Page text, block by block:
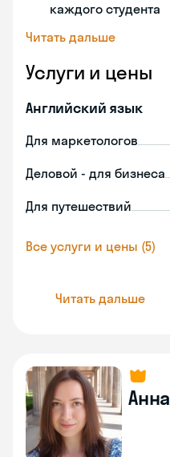
каждого студента
Читать дальше
Услуги и цены
Английский язык
Для маркетологов
Деловой - для бизнеса
Для путешествий
Все услуги и цены (5)
Читать дальше
Анна